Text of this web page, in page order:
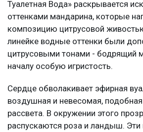
Туалетная Вода» раскрывается
оттенками мандарина, которые
композицию цитрусовой
линейке водные оттенки были
цитрусовыми тонами - бодрящий
началу особую игристость.
Сердце обволакивает эфирная
воздушная и невесомая,
рассвета. В окружении этого
распускаются роза и ландыш.